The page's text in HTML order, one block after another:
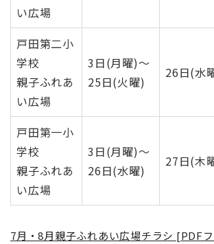
い広場
戸田第二小
学校
親子ふれあ
い広場
​​3日(月曜)～
25日(火曜)
26日(水
戸田第一小
学校
親子ふれあ
い広場
​​3日(月曜)～
26日(水曜)
27日(木
7月・8月親子ふれあい広場チラシ [PDF